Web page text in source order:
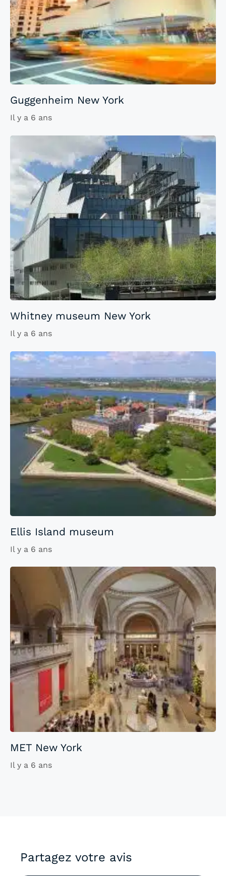
Guggenheim New York
Il y a 6 ans
Whitney museum New York
Il y a 6 ans
Ellis Island museum
Il y a 6 ans
MET New York
Il y a 6 ans
Partagez votre avis